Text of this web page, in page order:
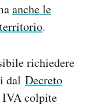
anche le
.
richiedere
dal Decreto
IVA colpite